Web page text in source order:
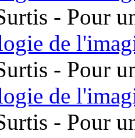
- Pour
de
- Pour
de
- Pour